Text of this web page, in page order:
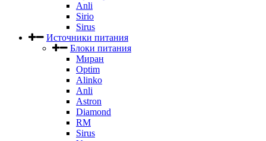
Anli
Sirio
Sirus
Источники питания
Блоки питания
Миран
Optim
Alinko
Anli
Astron
Diamond
RM
Sirus